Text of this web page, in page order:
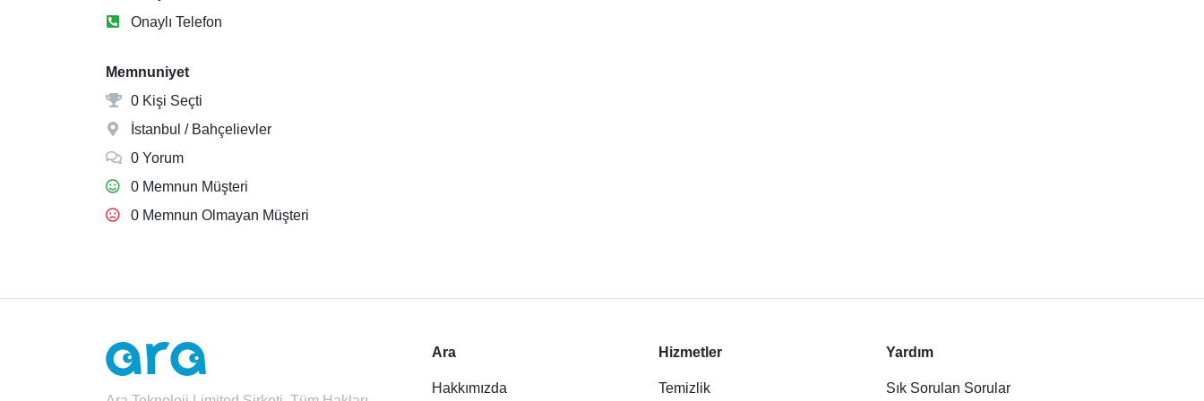
Onaylı Telefon
Memnuniyet
0 Kişi Seçti
İstanbul / Bahçelievler
0 Yorum
0 Memnun Müşteri
0 Memnun Olmayan Müşteri
Ara
Hakkımızda
Hizmetler
Temizlik
Yardım
Sık Sorulan Sorular